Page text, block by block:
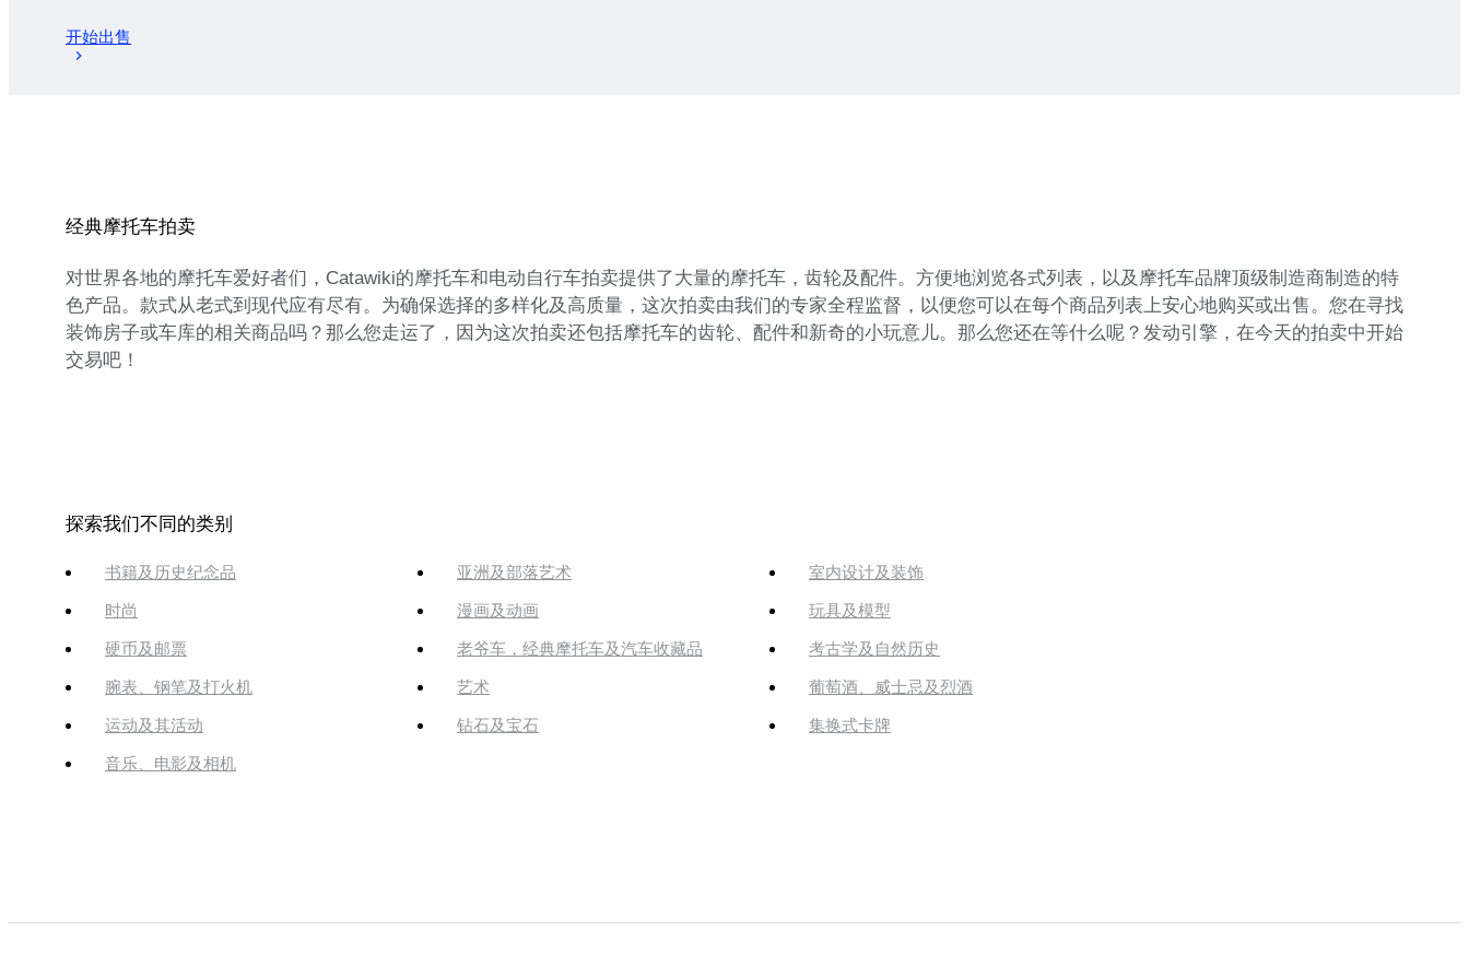
开始出售
经典摩托车拍卖
对世界各地的摩托车爱好者们，Catawiki的摩托车和电动自行车拍卖提供了大量的摩托车，齿轮及配件。方便地浏览各式列表，以及摩托车品牌顶级制造商制造的特
色产品。款式从老式到现代应有尽有。为确保选择的多样化及高质量，这次拍卖由我们的专家全程监督，以便您可以在每个商品列表上安心地购买或出售。您在寻找
装饰房子或车库的相关商品吗？那么您走运了，因为这次拍卖还包括摩托车的齿轮、配件和新奇的小玩意儿。那么您还在等什么呢？发动引擎，在今天的拍卖中开始
交易吧！
探索我们不同的类别
书籍及历史纪念品 亚洲及部落艺术 室内设计及装饰
时尚 漫画及动画 玩具及模型
硬币及邮票 老爷车，经典摩托车及汽车收藏品 考古学及自然历史
腕表、钢笔及打火机 艺术 葡萄酒、威士忌及烈酒
运动及其活动 钻石及宝石 集换式卡牌
音乐、电影及相机